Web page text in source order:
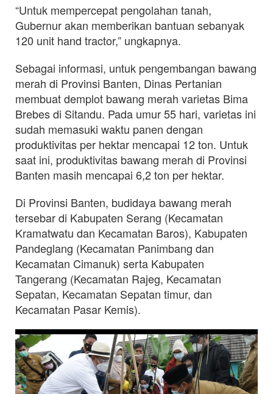
“Untuk mempercepat pengolahan tanah,
Gubernur akan memberikan bantuan sebanyak
120 unit hand tractor,” ungkapnya.
Sebagai informasi, untuk pengembangan bawang
merah di Provinsi Banten, Dinas Pertanian
membuat demplot bawang merah varietas Bima
Brebes di Sitandu. Pada umur 55 hari, varietas ini
sudah memasuki waktu panen dengan
produktivitas per hektar mencapai 12 ton. Untuk
saat ini, produktivitas bawang merah di Provinsi
Banten masih mencapai 6,2 ton per hektar.
Di Provinsi Banten, budidaya bawang merah
tersebar di Kabupaten Serang (Kecamatan
Kramatwatu dan Kecamatan Baros), Kabupaten
Pandeglang (Kecamatan Panimbang dan
Kecamatan Cimanuk) serta Kabupaten
Tangerang (Kecamatan Rajeg, Kecamatan
Sepatan, Kecamatan Sepatan timur, dan
Kecamatan Pasar Kemis).